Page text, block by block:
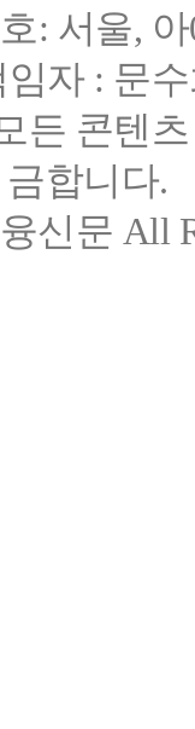
: 서울,
자 : 문
든 콘텐
합니다.
신문 All